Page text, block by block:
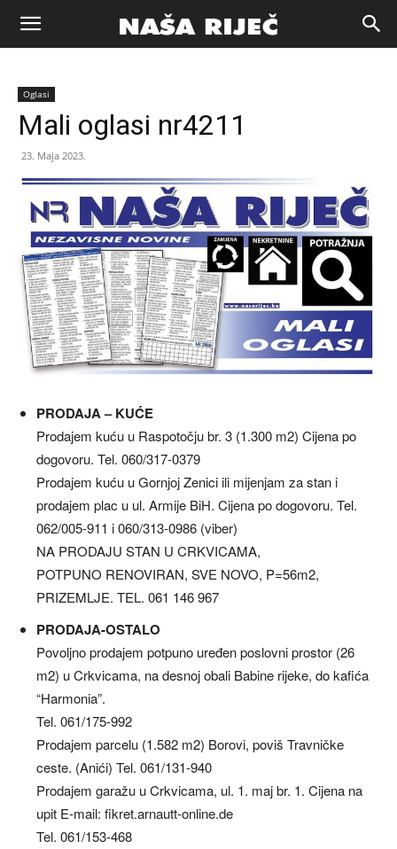
Naša
riječ
Zenica
Oglasi
Mali oglasi nr4211
23. Maja 2023.
PRODAJA – KUĆE
Prodajem kuću u Raspotočju br. 3 (1.300 m2) Cijena po
dogovoru. Tel. 060/317-0379
Prodajem kuću u Gornjoj Zenici ili mijenjam za stan i
prodajem plac u ul. Armije BiH. Cijena po dogovoru. Tel.
062/005-911 i 060/313-0986 (viber)
NA PRODAJU STAN U CRKVICAMA,
POTPUNO RENOVIRAN, SVE NOVO, P=56m2,
PRIZEMLJE. TEL. 061 146 967
PRODAJA-OSTALO
Povoljno prodajem potpuno uređen poslovni prostor (26
m2) u Crkvicama, na desnoj obali Babine rijeke, do kafića
“Harmonia”.
Tel. 061/175-992
Prodajem parcelu (1.582 m2) Borovi, poviš Travničke
ceste. (Anići) Tel. 061/131-940
Prodajem garažu u Crkvicama, ul. 1. maj br. 1. Cijena na
upit E-mail: fikret.arnautt-online.de
Tel. 061/153-468